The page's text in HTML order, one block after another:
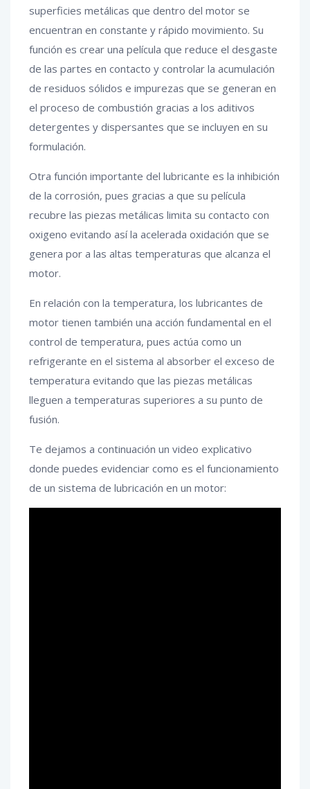
superficies metálicas que dentro del motor se
encuentran en constante y rápido movimiento. Su
función es crear una película que reduce el desgaste
de las partes en contacto y controlar la acumulación
de residuos sólidos e impurezas que se generan en
el proceso de combustión gracias a los aditivos
detergentes y dispersantes que se incluyen en su
formulación.
Otra función importante del lubricante es la inhibición
de la corrosión, pues gracias a que su película
recubre las piezas metálicas limita su contacto con
oxigeno evitando así la acelerada oxidación que se
genera por a las altas temperaturas que alcanza el
motor.
En relación con la temperatura, los lubricantes de
motor tienen también una acción fundamental en el
control de temperatura, pues actúa como un
refrigerante en el sistema al absorber el exceso de
temperatura evitando que las piezas metálicas
lleguen a temperaturas superiores a su punto de
fusión.
Te dejamos a continuación un video explicativo
donde puedes evidenciar como es el funcionamiento
de un sistema de lubricación en un motor: